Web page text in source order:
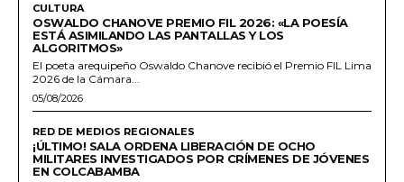
CULTURA
OSWALDO CHANOVE PREMIO FIL 2026: «LA POESÍA
ESTÁ ASIMILANDO LAS PANTALLAS Y LOS
ALGORITMOS»
El poeta arequipeño Oswaldo Chanove recibió el Premio FIL Lima
2026 de la Cámara...
05/08/2026
RED DE MEDIOS REGIONALES
¡ÚLTIMO! SALA ORDENA LIBERACIÓN DE OCHO
MILITARES INVESTIGADOS POR CRÍMENES DE JÓVENES
EN COLCABAMBA